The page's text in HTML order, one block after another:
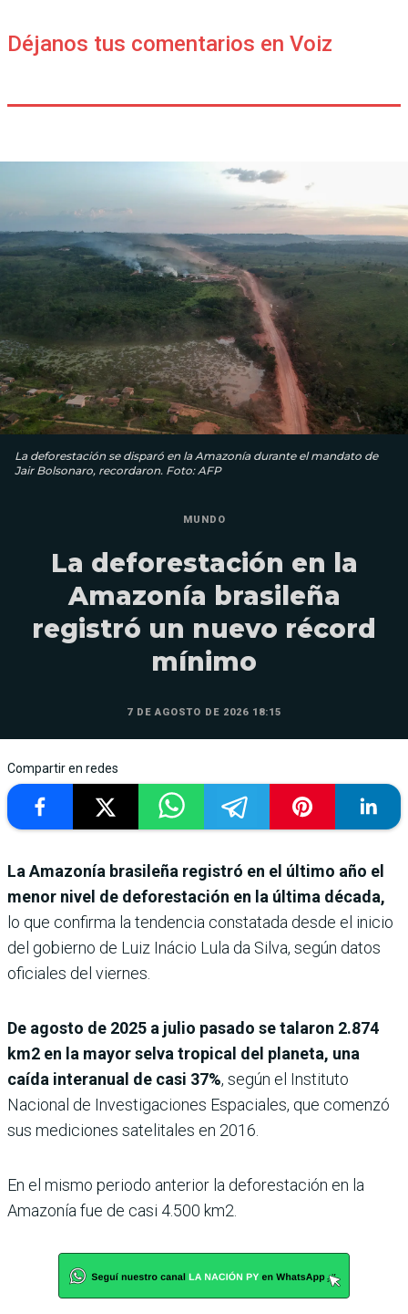
Déjanos tus comentarios en Voiz
La deforestación se disparó en la Amazonía durante el mandato de
Jair Bolsonaro, recordaron. Foto: AFP
MUNDO
La deforestación en la
Amazonía brasileña
registró un nuevo récord
mínimo
7 DE AGOSTO DE 2026 18:15
Compartir en redes
La Amazonía brasileña registró en el último año el
menor nivel de deforestación en la última década,
lo que confirma la tendencia constatada desde el inicio
del gobierno de Luiz Inácio Lula da Silva, según datos
oficiales del viernes.
De agosto de 2025 a julio pasado se talaron 2.874
km2 en la mayor selva tropical del planeta, una
caída interanual de casi 37%, según el Instituto
Nacional de Investigaciones Espaciales, que comenzó
sus mediciones satelitales en 2016.
En el mismo periodo anterior la deforestación en la
Amazonía fue de casi 4.500 km2.